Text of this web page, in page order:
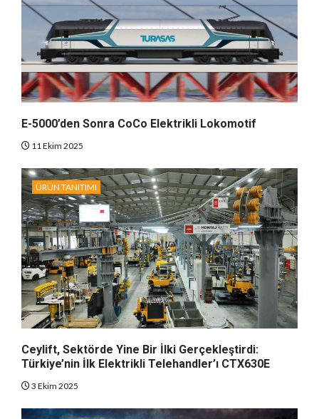
E-5000’den Sonra CoCo Elektrikli Lokomotif
11 Ekim 2025
ÜRÜN TANITIMI
Ceylift, Sektörde Yine Bir İlki Gerçekleştirdi:
Türkiye’nin İlk Elektrikli Telehandler’ı CTX630E
3 Ekim 2025